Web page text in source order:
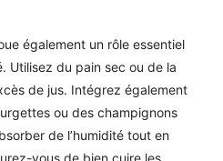
également un rôle essentiel
Utilisez du pain sec ou de la
de jus. Intégrez également
ou des champignons
de l’humidité tout en